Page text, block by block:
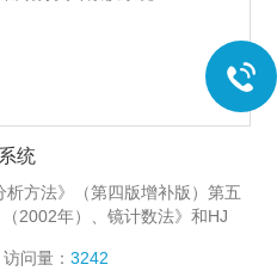
统
方法》（第四版增补版）第五
2002年）、镜计数法》和HJ
框对焦拍照时间≤10分钟（20X
访问量： 3242